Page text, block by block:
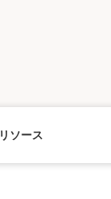
ソース